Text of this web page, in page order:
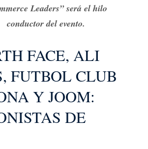
Leaders” será el hilo
conductor del evento.
FACE, ALI
FUTBOL CLUB
Y JOOM:
DE